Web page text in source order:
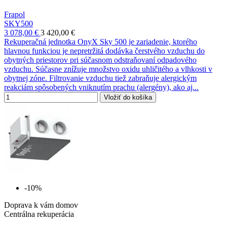
Frapol
SKY500
3 078,00 € 3 420,00 €
Rekuperačná jednotka OnyX Sky 500 je zariadenie, ktorého
hlavnou funkciou je nepretržitá dodávka čerstvého vzduchu do
obytných priestorov pri súčasnom odstraňovaní odpadového
vzduchu. Súčasne znížuje množstvo oxidu uhličitého a vlhkosti v
obytnej zóne. Filtrovanie vzduchu tiež zabraňuje alergickým
reakciám spôsobených vniknutím prachu (alergény), ako aj...
Vložiť do košíka
-10%
Doprava k vám domov
Centrálna rekuperácia